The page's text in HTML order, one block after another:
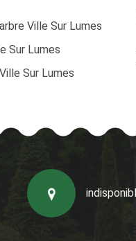
Ville Sur Lumes
Sur Lumes
Sur Lumes